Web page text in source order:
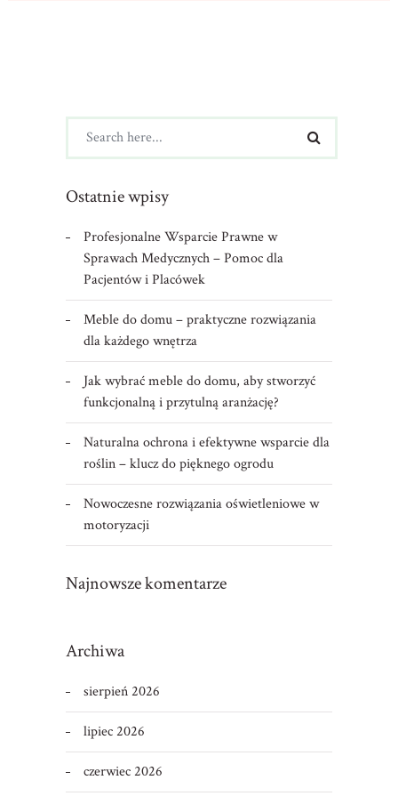
Ostatnie wpisy
Profesjonalne Wsparcie Prawne w
Sprawach Medycznych – Pomoc dla
Pacjentów i Placówek
Meble do domu – praktyczne rozwiązania
dla każdego wnętrza
Jak wybrać meble do domu, aby stworzyć
funkcjonalną i przytulną aranżację?
Naturalna ochrona i efektywne wsparcie dla
roślin – klucz do pięknego ogrodu
Nowoczesne rozwiązania oświetleniowe w
motoryzacji
Najnowsze komentarze
Archiwa
sierpień 2026
lipiec 2026
czerwiec 2026